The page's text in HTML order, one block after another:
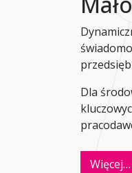
Dla
Więcej…